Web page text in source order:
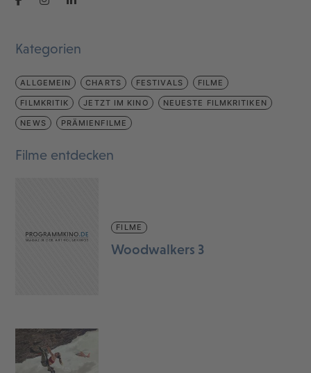
Kategorien
ALLGEMEIN CHARTS FESTIVALS FILME
FILMKRITIK JETZT IM KINO NEUESTE FILMKRITIKEN
NEWS PRÄMIENFILME
Filme entdecken
FILME
Woodwalkers 3